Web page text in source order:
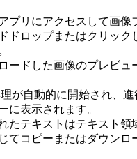
プリにアクセスして画像
ドロップまたはクリック
ードした画像のプレビュ
が自動的に開始され、
に表示されます。
たテキストはテキスト領
てコピーまたはダウンロ